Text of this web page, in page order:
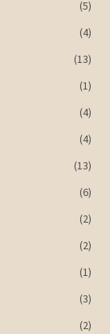
(5)
(4)
(13)
(1)
(4)
(4)
(13)
(6)
(2)
(2)
(1)
(3)
(2)